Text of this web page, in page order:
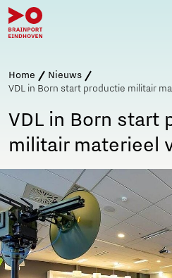
Home
Nieuws
VDL in Born start productie militair
VDL in Born start
militair materieel